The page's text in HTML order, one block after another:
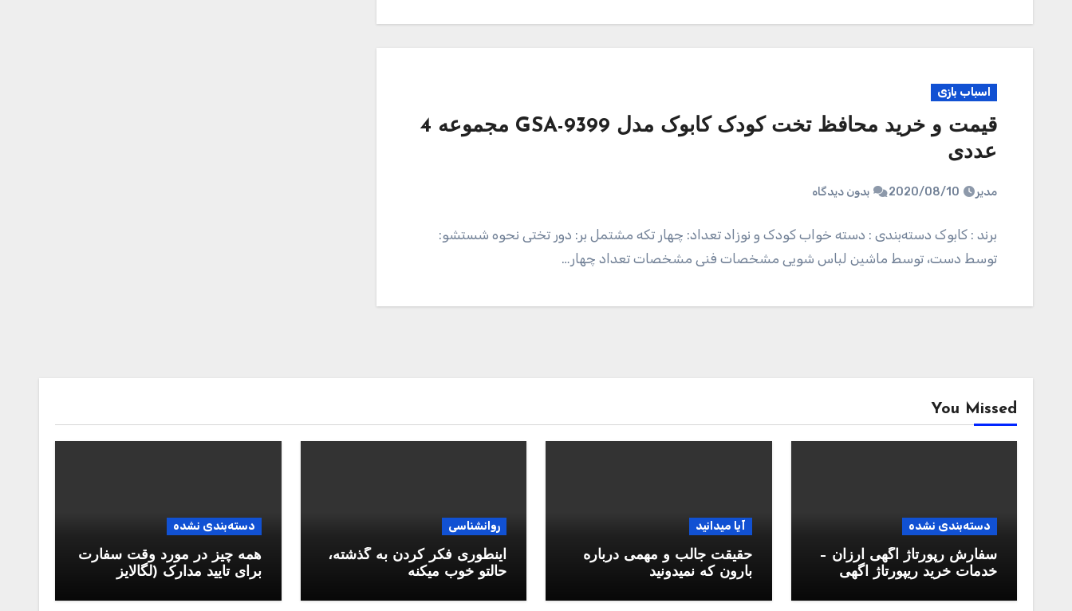
اسباب بازی
قیمت و خرید محافظ تخت کودک کابوک مدل GSA-9399 مجموعه 4
عددی
مدیر 2020/08/10 بدون دیدگاه
برند : کابوک دسته‌بندی : دسته خواب کودک و نوزاد تعداد: چهار تکه مشتمل بر: دور تختی نحوه شستشو:
توسط دست، توسط ماشین لباس شویی مشخصات فنی مشخصات تعداد چهار…
You Missed
دسته‌بندی نشده
سفارش رپورتاژ آگهی ارزان –
خدمات خرید ریپورتاژ اگهی
آیا میدانید
حقیقت جالب و مهمی درباره
بارون که نمیدونید
روانشناسی
اینطوری فکر کردن به گذشته،
حالتو خوب میکنه
دسته‌بندی نشده
همه چیز در مورد وقت سفارت
برای تایید مدارک (لگالایز